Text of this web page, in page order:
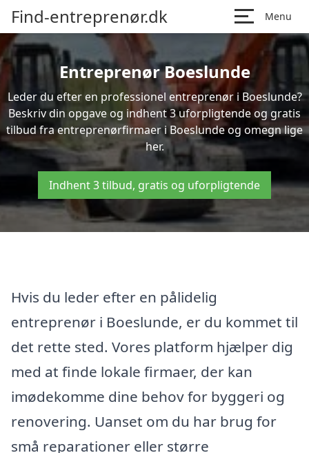
Find-entreprenør.dk Menu
Entreprenør Boeslunde
Leder du efter en professionel entreprenør i Boeslunde?
Beskriv din opgave og indhent 3 uforpligtende og gratis
tilbud fra entreprenørfirmaer i Boeslunde og omegn lige
her.
Indhent 3 tilbud, gratis og uforpligtende
Hvis du leder efter en pålidelig
entreprenør i Boeslunde, er du kommet til
det rette sted. Vores platform hjælper dig
med at finde lokale firmaer, der kan
imødekomme dine behov for byggeri og
renovering. Uanset om du har brug for
små reparationer eller større